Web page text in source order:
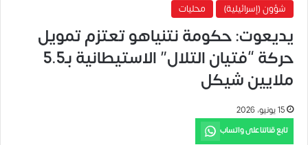
شؤون (إسرائيلية) محليات
يديعوت: حكومة نتنياهو تعتزم تمويل
حركة “فتيان التلال” الاستيطانية بـ5.5
ملايين شيكل
15 يونيو، 2026
تابع قناتنا على واتساب